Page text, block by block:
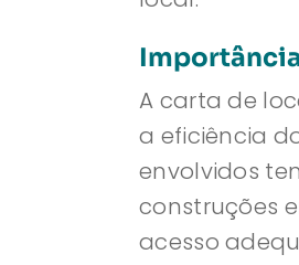
A carta de
a eficiência
envolvidos
construções
acesso